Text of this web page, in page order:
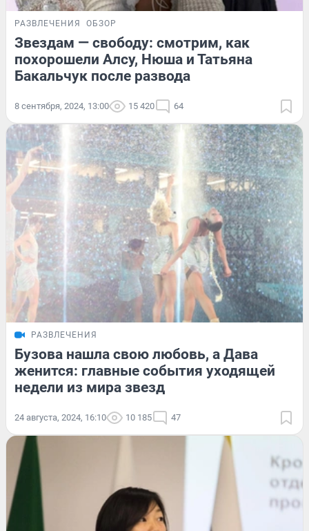
РАЗВЛЕЧЕНИЯ ОБЗОР
Звездам — свободу: смотрим, как
похорошели Алсу, Нюша и Татьяна
Бакальчук после развода
8 сентября, 2024, 13:00 15 420 64
РАЗВЛЕЧЕНИЯ
Бузова нашла свою любовь, а Дава
женится: главные события уходящей
недели из мира звезд
24 августа, 2024, 16:10 10 185 47